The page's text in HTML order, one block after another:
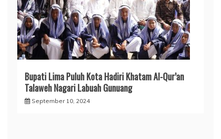
Bupati Lima Puluh Kota Hadiri Khatam Al-Qur’an
Talaweh Nagari Labuah Gunuang
September 10, 2024